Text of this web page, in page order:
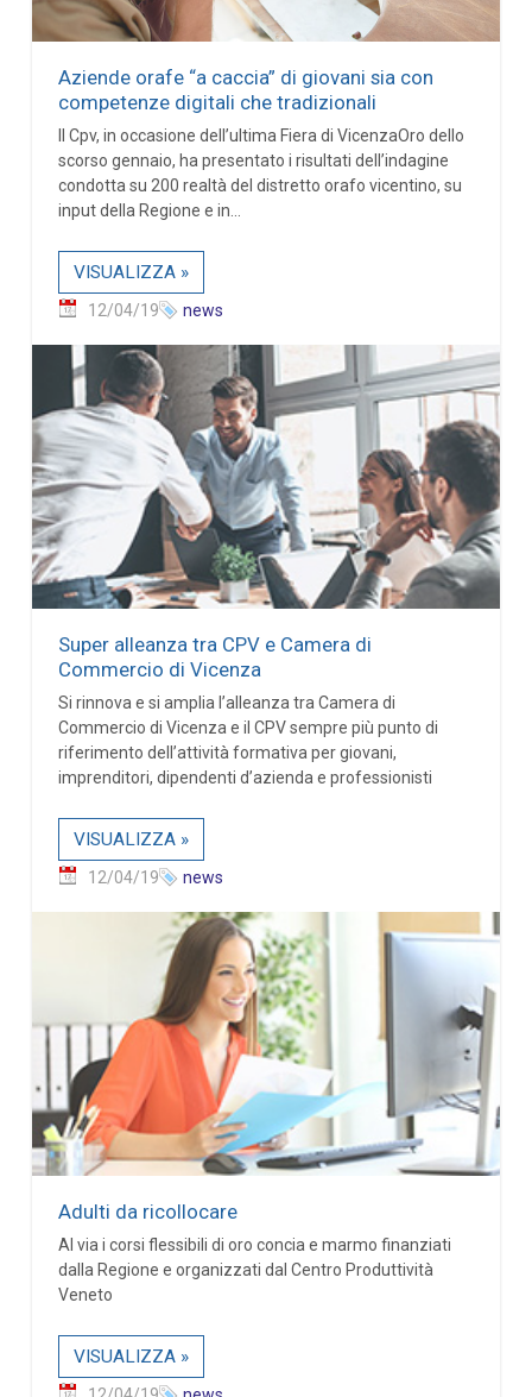
Aziende orafe “a caccia” di giovani sia con
competenze digitali che tradizionali
Il Cpv, in occasione dell’ultima Fiera di VicenzaOro dello
scorso gennaio, ha presentato i risultati dell’indagine
condotta su 200 realtà del distretto orafo vicentino, su
input della Regione e in...
VISUALIZZA »
12/04/19 news
Super alleanza tra CPV e Camera di
Commercio di Vicenza
Si rinnova e si amplia l’alleanza tra Camera di
Commercio di Vicenza e il CPV sempre più punto di
riferimento dell’attività formativa per giovani,
imprenditori, dipendenti d’azienda e professionisti
VISUALIZZA »
12/04/19 news
Adulti da ricollocare
Al via i corsi flessibili di oro concia e marmo finanziati
dalla Regione e organizzati dal Centro Produttività
Veneto
VISUALIZZA »